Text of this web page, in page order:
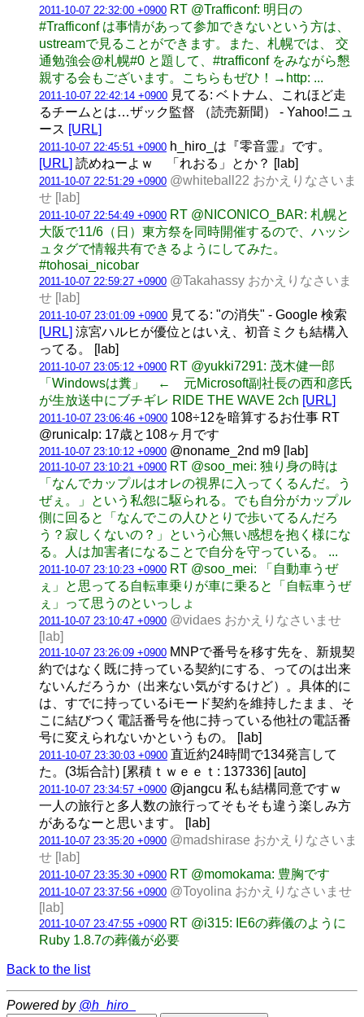
2011-10-07 22:32:00 +0900 RT @Trafficonf: 明日の
#Trafficonf は事情があって参加できないという方は、
ustreamで見ることができます。また、札幌では、 交
通勉強会@札幌#0 と題して、#trafficonf をみながら懇
親する会もございます。こちらもぜひ！→http: ...
2011-10-07 22:42:14 +0900 見てる: ベトナム、これほど走
るチームとは…ザック監督 （読売新聞） - Yahoo!ニュ
ース [URL]
2011-10-07 22:45:51 +0900 h_hiro_は『零音霊』です。
[URL] 読めねーよｗ 「れおる」とか？ [lab]
2011-10-07 22:51:29 +0900 @whiteball22 おかえりなさいま
せ [lab]
2011-10-07 22:54:49 +0900 RT @NICONICO_BAR: 札幌と
大阪で11/6（日）東方祭を同時開催するので、ハッシ
ュタグで情報共有できるようにしてみた。
#tohosai_nicobar
2011-10-07 22:59:27 +0900 @Takahassy おかえりなさいま
せ [lab]
2011-10-07 23:01:09 +0900 見てる: "の消失" - Google 検索
[URL] 涼宮ハルヒが優位とはいえ、初音ミクも結構入
ってる。 [lab]
2011-10-07 23:05:12 +0900 RT @yukki7291: 茂木健一郎
「Windowsは糞」 ← 元Microsoft副社長の西和彦氏
が生放送中にブチギレ RIDE THE WAVE 2ch [URL]
2011-10-07 23:06:46 +0900 108÷12を暗算するお仕事 RT
@runicalp: 17歳と108ヶ月です
2011-10-07 23:10:12 +0900 @noname_2nd m9 [lab]
2011-10-07 23:10:21 +0900 RT @soo_mei: 独り身の時は
「なんでカップルはオレの視界に入ってくるんだ。う
ぜぇ。」という私怨に駆られる。でも自分がカップル
側に回ると「なんでこの人ひとりで歩いてるんだろ
う？寂しくないの？」という心無い感想を抱く様にな
る。人は加害者になることで自分を守っている。 ...
2011-10-07 23:10:23 +0900 RT @soo_mei: 「自動車うぜ
ぇ」と思ってる自転車乗りが車に乗ると「自転車うぜ
ぇ」って思うのといっしょ
2011-10-07 23:10:47 +0900 @vidaes おかえりなさいませ
[lab]
2011-10-07 23:26:09 +0900 MNPで番号を移す先を、新規契
約ではなく既に持っている契約にする、ってのは出来
ないんだろうか（出来ない気がするけど）。具体的に
は、すでに持っているiモード契約を維持したまま、そ
こに結びつく電話番号を他に持っている他社の電話番
号に変えられないかというもの。 [lab]
2011-10-07 23:30:03 +0900 直近約24時間で134発言して
た。(3垢合計) [累積ｔｗｅｅｔ: 137336] [auto]
2011-10-07 23:34:57 +0900 @jangcu 私も結構同意ですｗ
一人の旅行と多人数の旅行ってそもそも違う楽しみ方
があるなーと思います。 [lab]
2011-10-07 23:35:20 +0900 @madshirase おかえりなさいま
せ [lab]
2011-10-07 23:35:30 +0900 RT @momokama: 豊胸です
2011-10-07 23:37:56 +0900 @Toyolina おかえりなさいませ
[lab]
2011-10-07 23:47:55 +0900 RT @i315: IE6の葬儀のように
Ruby 1.8.7の葬儀が必要
Back to the list
Powered by @h_hiro_